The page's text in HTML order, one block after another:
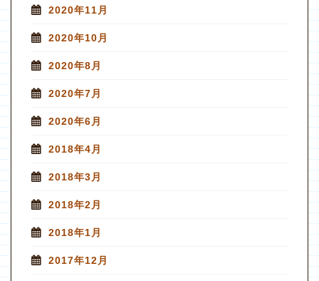
2020年11月
2020年10月
2020年8月
2020年7月
2020年6月
2018年4月
2018年3月
2018年2月
2018年1月
2017年12月